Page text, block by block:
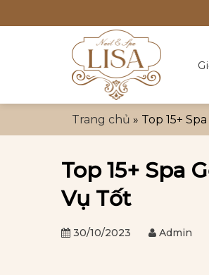
qua
Trang chủ » Top 15+
Top 15+ Spa
Vụ Tốt
30/10/2023 Admin